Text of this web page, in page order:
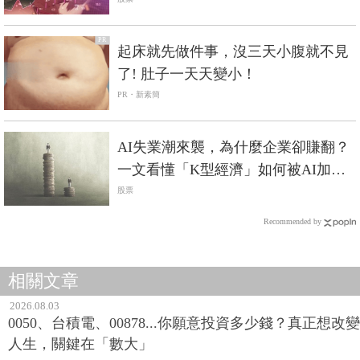
PR
起床就先做件事，沒三天小腹就不見
了! 肚子一天天變小！
PR・新素簡
AI失業潮來襲，為什麼企業卻賺翻？
一文看懂「K型經濟」如何被AI加速
放大
股票
Recommended by
相關文章
2026.08.03
0050、台積電、00878...你願意投資多少錢？真正想改變
人生，關鍵在「數大」